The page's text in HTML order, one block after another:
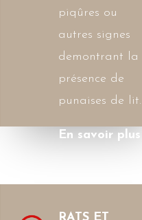
piqûres ou
autres signes
demontrant la
présence de
punaises de
En savoir plus